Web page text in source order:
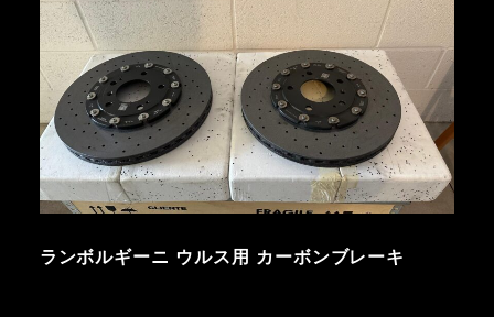
ランボルギーニ ウルス用 カーボンブレーキ